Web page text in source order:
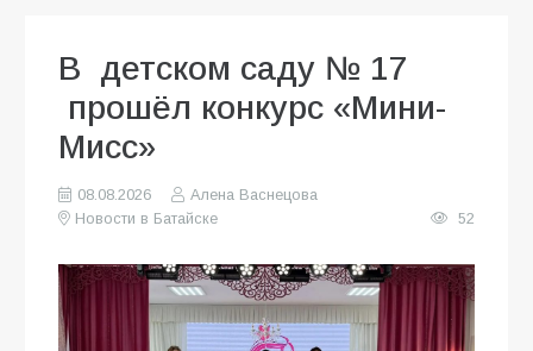
В детском саду № 17
прошёл конкурс «Мини-
Мисс»
08.08.2026
Алена Васнецова
Новости в Батайске
52